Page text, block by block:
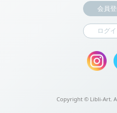
会員
ログ
Copyright ©Libli-Art.